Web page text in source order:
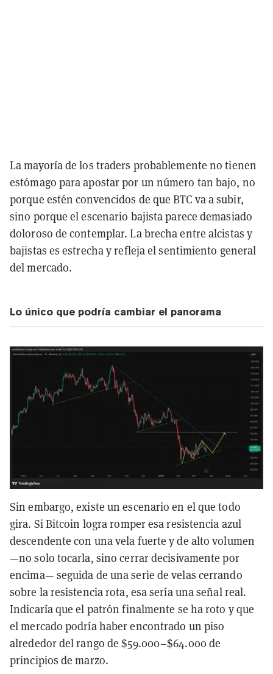
La mayoría de los traders probablemente no tienen
estómago para apostar por un número tan bajo, no
porque estén convencidos de que BTC va a subir,
sino porque el escenario bajista parece demasiado
doloroso de contemplar. La brecha entre alcistas y
bajistas es estrecha y refleja el sentimiento general
del mercado.
Lo único que podría cambiar el panorama
Sin embargo, existe un escenario en el que todo
gira. Si Bitcoin logra romper esa resistencia azul
descendente con una vela fuerte y de alto volumen
—no solo tocarla, sino cerrar decisivamente por
encima— seguida de una serie de velas cerrando
sobre la resistencia rota, esa sería una señal real.
Indicaría que el patrón finalmente se ha roto y que
el mercado podría haber encontrado un piso
alrededor del rango de $59.000–$64.000 de
principios de marzo.